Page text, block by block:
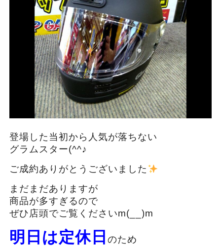
登場した当初から人気が落ちない
グラムスター(^^♪
ご成約ありがとうございました
まだまだありますが
商品が多すぎるので
ぜひ店頭でご覧くださいm(__)m
明日は定休日 のため